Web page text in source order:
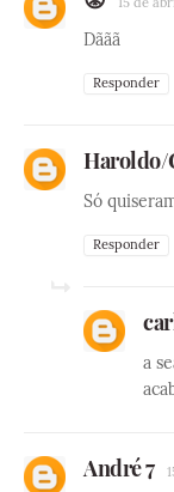
Dããã
Responder
Haroldo/
Só
Responder
a
André 7